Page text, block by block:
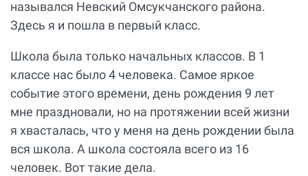
назывался Невский Омсукчанского района.
Здесь я и пошла в первый класс.
Школа была только начальных классов. В 1
классе нас было 4 человека. Самое яркое
событие этого времени, день рождения 9 лет
мне праздновали, но на протяжении всей жизни
я хвасталась, что у меня на день рождении была
вся школа. А школа состояла всего из 16
человек. Вот такие дела.